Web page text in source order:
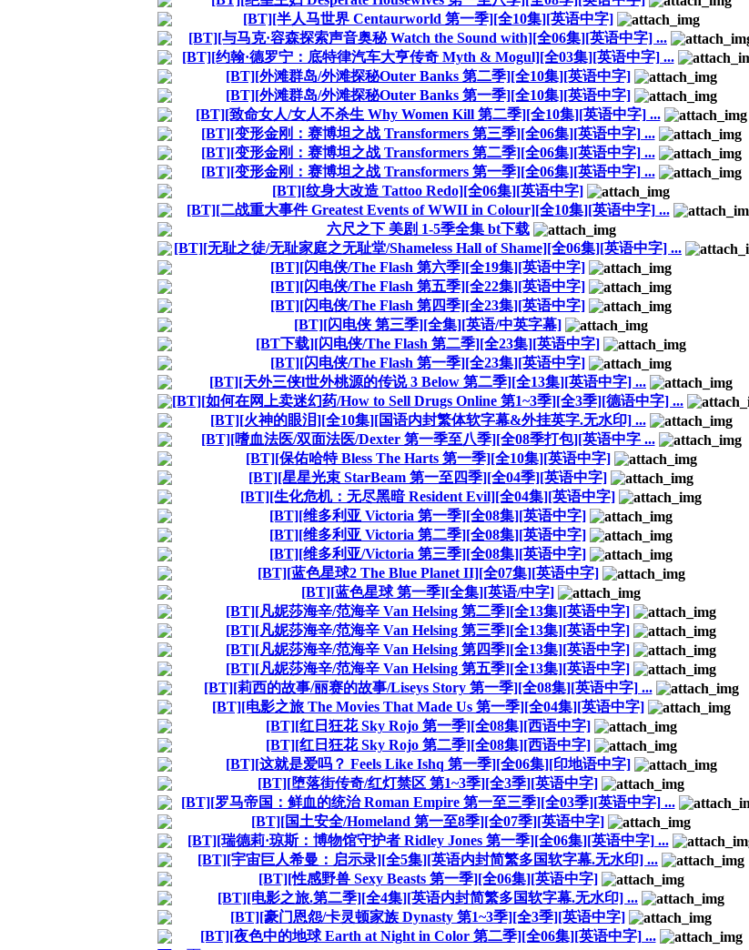
[BT][半人马世界 Centaurworld 第一季][全10集][英语中字]
[BT][与马克·容森探索声音奥秘 Watch the Sound with][全06集][英语中字] ...
[BT][约翰·德罗宁：底特律汽车大亨传奇 Myth & Mogul][全03集][英语中字] ...
[BT][外滩群岛/外滩探秘Outer Banks 第二季][全10集][英语中字]
[BT][外滩群岛/外滩探秘Outer Banks 第一季][全10集][英语中字]
[BT][致命女人/女人不杀生 Why Women Kill 第二季][全10集][英语中字] ...
[BT][变形金刚：赛博坦之战 Transformers 第三季][全06集][英语中字] ...
[BT][变形金刚：赛博坦之战 Transformers 第二季][全06集][英语中字] ...
[BT][变形金刚：赛博坦之战 Transformers 第一季][全06集][英语中字] ...
[BT][纹身大改造 Tattoo Redo][全06集][英语中字]
[BT][二战重大事件 Greatest Events of WWII in Colour][全10集][英语中字] ...
六尺之下 美剧 1-5季全集 bt下载
[BT][无耻之徒/无耻家庭之无耻堂/Shameless Hall of Shame][全06集][英语中字] ...
[BT][闪电侠/The Flash 第六季][全19集][英语中字]
[BT][闪电侠/The Flash 第五季][全22集][英语中字]
[BT][闪电侠/The Flash 第四季][全23集][英语中字]
[BT][闪电侠 第三季][全集][英语/中英字幕]
[BT下载][闪电侠/The Flash 第二季][全23集][英语中字]
[BT][闪电侠/The Flash 第一季][全23集][英语中字]
[BT][天外三侠l世外桃源的传说 3 Below 第二季][全13集][英语中字] ...
[BT][如何在网上卖迷幻药/How to Sell Drugs Online 第1~3季][全3季][德语中字] ...
[BT][火神的眼泪][全10集][国语内封繁体软字幕&外挂英字.无水印] ...
[BT][嗜血法医/双面法医/Dexter 第一季至八季][全08季打包][英语中字 ...
[BT][保佑哈特 Bless The Harts 第一季][全10集][英语中字]
[BT][星星光束 StarBeam 第一至四季][全04季][英语中字]
[BT][生化危机：无尽黑暗 Resident Evil][全04集][英语中字]
[BT][维多利亚 Victoria 第一季][全08集][英语中字]
[BT][维多利亚 Victoria 第二季][全08集][英语中字]
[BT][维多利亚/Victoria 第三季][全08集][英语中字]
[BT][蓝色星球2 The Blue Planet II][全07集][英语中字]
[BT][蓝色星球 第一季][全集][英语/中字]
[BT][凡妮莎海辛/范海辛 Van Helsing 第二季][全13集][英语中字]
[BT][凡妮莎海辛/范海辛 Van Helsing 第三季][全13集][英语中字]
[BT][凡妮莎海辛/范海辛 Van Helsing 第四季][全13集][英语中字]
[BT][凡妮莎海辛/范海辛 Van Helsing 第五季][全13集][英语中字]
[BT][莉西的故事/丽赛的故事/Liseys Story 第一季][全08集][英语中字] ...
[BT][电影之旅 The Movies That Made Us 第一季][全04集][英语中字]
[BT][红日狂花 Sky Rojo 第一季][全08集][西语中字]
[BT][红日狂花 Sky Rojo 第二季][全08集][西语中字]
[BT][这就是爱吗？ Feels Like Ishq 第一季][全06集][印地语中字]
[BT][堕落街传奇/红灯禁区 第1~3季][全3季][英语中字]
[BT][罗马帝国：鲜血的统治 Roman Empire 第一至三季][全03季][英语中字] ...
[BT][国土安全/Homeland 第一至8季][全07季][英语中字]
[BT][瑞德莉·琼斯：博物馆守护者 Ridley Jones 第一季][全06集][英语中字] ...
[BT][宇宙巨人希曼：启示录][全5集][英语内封简繁多国软字幕.无水印] ...
[BT][性感野兽 Sexy Beasts 第一季][全06集][英语中字]
[BT][电影之旅.第二季][全4集][英语内封简繁多国软字幕.无水印] ...
[BT][豪门恩怨/卡灵顿家族 Dynasty 第1~3季][全3季][英语中字]
[BT][夜色中的地球 Earth at Night in Color 第二季][全06集][英语中字] ...